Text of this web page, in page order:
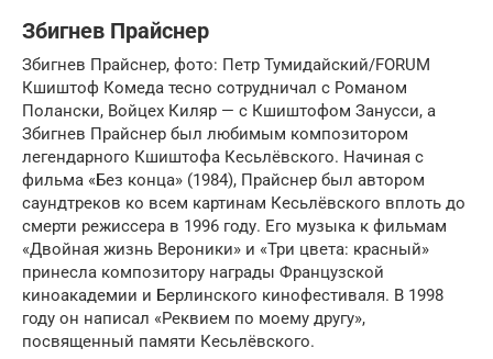
Збигнев Прайснер
Збигнев Прайснер, фото: Петр Тумидайский/FORUM
Кшиштоф Комеда тесно сотрудничал с Романом
Полански, Войцех Киляр — с Кшиштофом Занусси, а
Збигнев Прайснер был любимым композитором
легендарного Кшиштофа Кесьлёвского. Начиная с
фильма «Без конца» (1984), Прайснер был автором
саундтреков ко всем картинам Кесьлёвского вплоть до
смерти режиссера в 1996 году. Его музыка к фильмам
«Двойная жизнь Вероники» и «Три цвета: красный»
принесла композитору награды Французской
киноакадемии и Берлинского кинофестиваля. В 1998
году он написал «Реквием по моему другу»,
посвященный памяти Кесьлёвского.